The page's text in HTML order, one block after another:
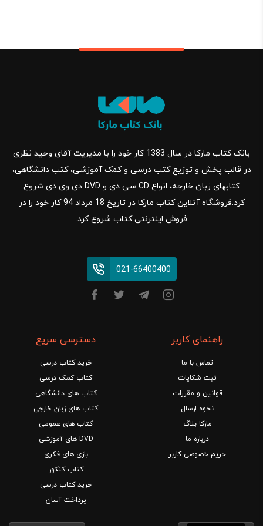
بانک کتاب مارکا در سال 1383 کار خود را با مدیریت آقای وحید نظری
در قالب پخش و توزیع کتب درسی و کمک آموزشی، کتب دانشگاهی،
کتابهای زبان خارجه، انواع CD سی دی و DVD دی وی دی شروع
کرد.فروشگاه آنلاین کتاب مارکا در تاریخ 18 مرداد 94 کار خود را در
فروش اینترنتی کتاب شروع کرد.
021-66400400
راهنمای کاربر
تماس با ما
ثبت شکایات
قوانین و مقررات
نحوه ارسال
مارکا بلاگ
درباره ما
حریم خصوصی کاربر
دسترسی سریع
خرید کتاب درسی
کتاب کمک درسی
کتاب های دانشگاهی
کتاب های زبان خارجی
کتاب های عمومی
DVD های آموزشی
بازی های فکری
کتاب کنکور
خرید کتاب درسی
پرداخت آسان